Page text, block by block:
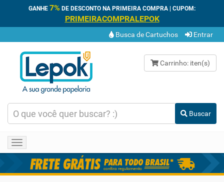
GANHE 7% DE DESCONTO NA PRIMEIRA COMPRA | CUPOM:
PRIMEIRACOMPRALEPOK
Busca de Cartuchos Entrar
Carrinho: iten(s)
Buscar
Toggle
navigation